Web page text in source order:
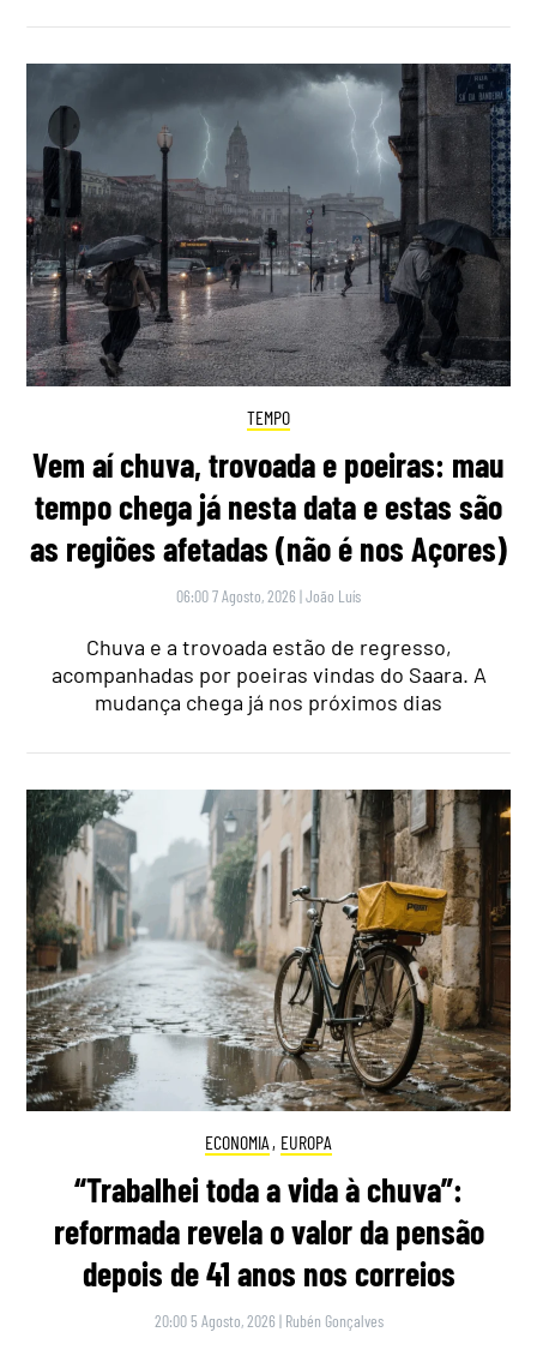
TEMPO
Vem aí chuva, trovoada e poeiras: mau
tempo chega já nesta data e estas são
as regiões afetadas (não é nos Açores)
06:00 7 Agosto, 2026 |João Luís
Chuva e a trovoada estão de regresso,
acompanhadas por poeiras vindas do Saara. A
mudança chega já nos próximos dias
ECONOMIA , EUROPA
“Trabalhei toda a vida à chuva”:
reformada revela o valor da pensão
depois de 41 anos nos correios
20:00 5 Agosto, 2026 | Rubén Gonçalves